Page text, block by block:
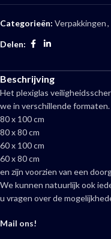
Categorieën: Verpakkingen,
Delen:
Beschrijving
Het plexiglas
we in verschillende formaten.
80 x 100 cm
80 x 80 cm
60 x 100 cm
60 x 80 cm
en zijn voorzien van een
We kunnen natuurlijk ook
u vragen over de
Mail ons!